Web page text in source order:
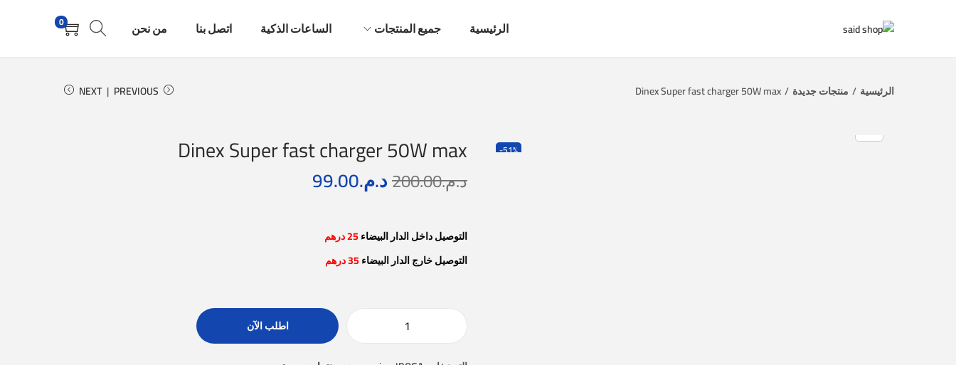
الرئيسية جميع المنتجات الساعات الذكية اتصل بنا من نحن 0
الرئيسية / منتجات جديدة /
Dinex Super fast charger 50W max
PREVIOUS
NEXT
-51%
Dinex Super fast charger 50W max
د.م.200.00د.م.99.00
التوصيل داخل الدار البيضاء25 درهم
التوصيل خارج الدار البيضاء
اطلب الآن